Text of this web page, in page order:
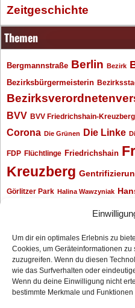
Um dir ein optimales Erlebnis zu
Cookies, um Geräteinformationen
zuzugreifen. Wenn du diesen
wie das Surfverhalten oder
Wenn du deine Einwilligung nicht
bestimmte Merkmale und
Zeitgeschichte
Themen
Bergmannstraße Berlin Bezirk
Bezirksbürgermeisterin
BVV BVV Friedrichshain-Kreuzberg
Corona Die Grünen Die Linke
FDP Flüchtlinge Friedrichshain
Kreuzberg
Görlitzer Park Halina Wawzyniak
Neukölln Oliver Nöll Oranienplatz
Redaktionsgespräch Senat
Archiv